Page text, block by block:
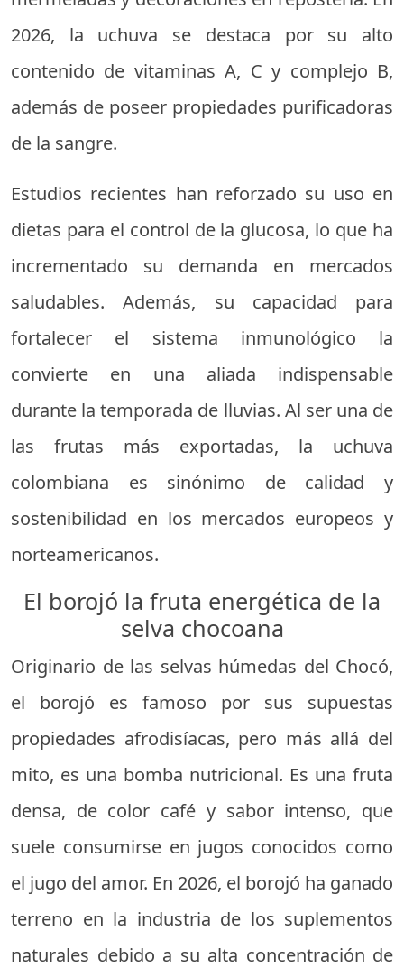
2026, la uchuva se destaca por su alto
contenido de vitaminas A, C y complejo B,
además de poseer propiedades purificadoras
de la sangre.
Estudios recientes han reforzado su uso en
dietas para el control de la glucosa, lo que ha
incrementado su demanda en mercados
saludables. Además, su capacidad para
fortalecer el sistema inmunológico la
convierte en una aliada indispensable
durante la temporada de lluvias. Al ser una de
las frutas más exportadas, la uchuva
colombiana es sinónimo de calidad y
sostenibilidad en los mercados europeos y
norteamericanos.
El borojó la fruta energética de la
selva chocoana
Originario de las selvas húmedas del Chocó,
el borojó es famoso por sus supuestas
propiedades afrodisíacas, pero más allá del
mito, es una bomba nutricional. Es una fruta
densa, de color café y sabor intenso, que
suele consumirse en jugos conocidos como
el jugo del amor. En 2026, el borojó ha ganado
terreno en la industria de los suplementos
naturales debido a su alta concentración de